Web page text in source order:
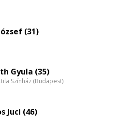
(31)
Gyula (35)
Színház (Budapest)
Juci (46)